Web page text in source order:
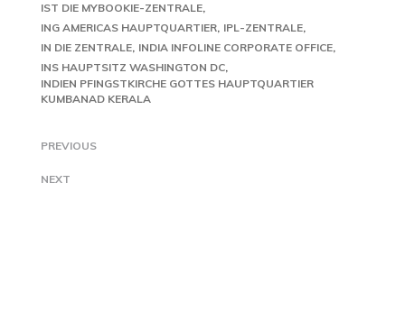
IST DIE MYBOOKIE-ZENTRALE
ING AMERICAS HAUPTQUARTIER IPL-ZENTRALE
IN DIE ZENTRALE INDIA INFOLINE CORPORATE OFFICE
INS HAUPTSITZ WASHINGTON DC
INDIEN PFINGSTKIRCHE GOTTES HAUPTQUARTIER
KUMBANAD KERALA
PREVIOUS
NEXT